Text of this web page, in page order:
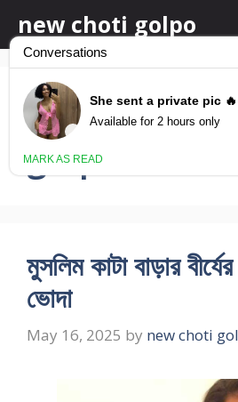
to
content
new choti golpo
hindu
golpo
মুসলিম কাটা বাড়ার
ভোদা
May 16, 2025 by new choti